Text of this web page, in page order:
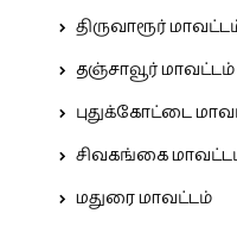
திருவாரூர்
தஞ்சாவூர் மாவட்டம்
புதுக்கோட்டை
சிவகங்கை
மதுரை மாவட்டம்